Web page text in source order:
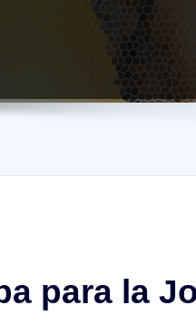
para la